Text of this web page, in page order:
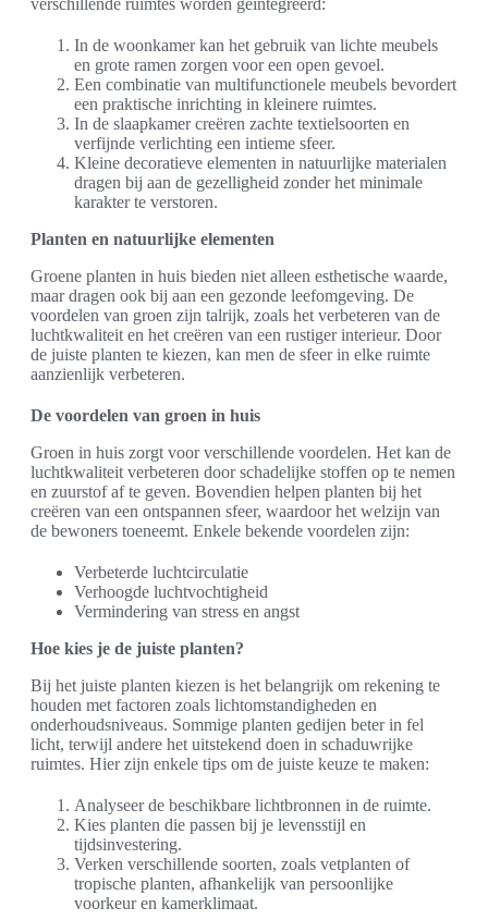
verschillende ruimtes worden geïntegreerd:
In de woonkamer kan het gebruik van lichte meubels
en grote ramen zorgen voor een open gevoel.
Een combinatie van multifunctionele meubels bevordert
een praktische inrichting in kleinere ruimtes.
In de slaapkamer creëren zachte textielsoorten en
verfijnde verlichting een intieme sfeer.
Kleine decoratieve elementen in natuurlijke materialen
dragen bij aan de gezelligheid zonder het minimale
karakter te verstoren.
Planten en natuurlijke elementen
Groene planten in huis bieden niet alleen esthetische waarde,
maar dragen ook bij aan een gezonde leefomgeving. De
voordelen van groen zijn talrijk, zoals het verbeteren van de
luchtkwaliteit en het creëren van een rustiger interieur. Door
de juiste planten te kiezen, kan men de sfeer in elke ruimte
aanzienlijk verbeteren.
De voordelen van groen in huis
Groen in huis zorgt voor verschillende voordelen. Het kan de
luchtkwaliteit verbeteren door schadelijke stoffen op te nemen
en zuurstof af te geven. Bovendien helpen planten bij het
creëren van een ontspannen sfeer, waardoor het welzijn van
de bewoners toeneemt. Enkele bekende voordelen zijn:
Verbeterde luchtcirculatie
Verhoogde luchtvochtigheid
Vermindering van stress en angst
Hoe kies je de juiste planten?
Bij het juiste planten kiezen is het belangrijk om rekening te
houden met factoren zoals lichtomstandigheden en
onderhoudsniveaus. Sommige planten gedijen beter in fel
licht, terwijl andere het uitstekend doen in schaduwrijke
ruimtes. Hier zijn enkele tips om de juiste keuze te maken:
Analyseer de beschikbare lichtbronnen in de ruimte.
Kies planten die passen bij je levensstijl en
tijdsinvestering.
Verken verschillende soorten, zoals vetplanten of
tropische planten, afhankelijk van persoonlijke
voorkeur en kamerklimaat.